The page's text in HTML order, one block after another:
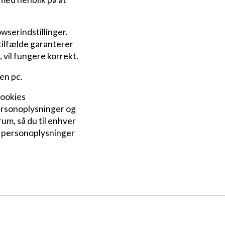
tilfælde garanterer
vil fungere korrekt.
pc.
og
så du til enhver